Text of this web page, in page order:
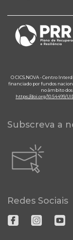
O CICS.NOVA - Centro
financiado por fundos
no âmbito dos
https://doi.org/10.54499/
Subscreva a
Redes Sociais